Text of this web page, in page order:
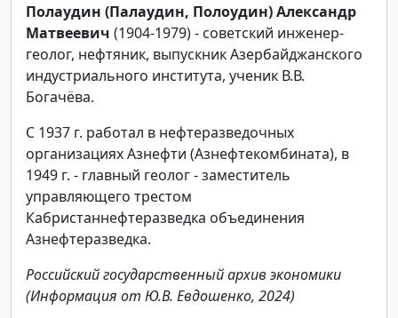
Полаудин (Палаудин, Полоудин) Александр
Матвеевич (1904-1979) - советский инженер-
геолог, нефтяник, выпускник Азербайджанского
индустриального института, ученик В.В.
Богачёва.
С 1937 г. работал в нефтеразведочных
организациях Азнефти (Азнефтекомбината), в
1949 г. - главный геолог - заместитель
управляющего трестом
Кабристаннефтеразведка объединения
Азнефтеразведка.
Российский государственный архив экономики
(Информация от Ю.В. Евдошенко, 2024)